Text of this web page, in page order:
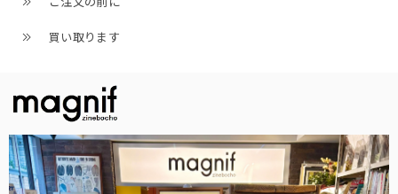
買い取ります